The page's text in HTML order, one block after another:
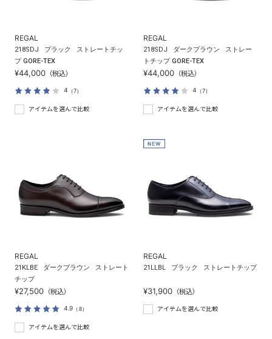
REGAL
218SDJ ブラック
ストレートチッ
プ GORE-TEX
¥44,000 （税込）
4 （7）
アイテムを選んで比較
REGAL
218SDJ ダークブラウン
ストレー
トチップ GORE-TEX
¥44,000 （税込）
4 （7）
アイテムを選んで比較
REGAL
21KLBE ダークブラウン
ストレート
チップ
¥27,500 （税込）
4.9 （8）
アイテムを選んで比較
REGAL
21LLBL ブラック ストレートチップ
¥31,900 （税込）
アイテムを選んで比較